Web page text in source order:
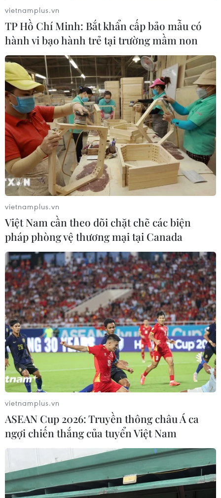
Hội chợ sách nổi lớn nhất thế giới Logos
Hope mở cửa tại Durban của Nam Phi
11/05/2024 02:13
Trong hành trình của mình, Logos Hope dừng lại ở mỗi
cảng trong vài tuần để mở cửa hội chợ sách nổi với hơn
5.000 đầu sách và đón hàng nghìn du khách tới thăm
quan mỗi ngày.
vietnamplus.vn
TP Hồ Chí Minh: Bắt khẩn cấp bảo mẫu có
hành vi bạo hành trẻ tại trường mầm non
vietnamplus.vn
Việt Nam cần theo dõi chặt chẽ các biện
pháp phòng vệ thương mại tại Canada
vietnamplus.vn
ASEAN Cup 2026: Truyền thông châu Á ca
ngợi chiến thắng của tuyển Việt Nam